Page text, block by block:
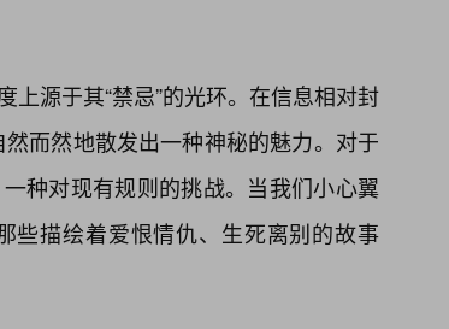
上源于其“禁忌”的光环。在信息相对封
而然地散发出一种神秘的魅力。对于
种对现有规则的挑战。当我们小心翼
些描绘着爱恨情仇、生死离别的故事